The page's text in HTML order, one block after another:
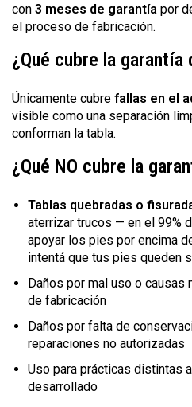
con 3 meses de garantía por
el proceso de fabricación.
¿Qué cubre la garantía
Únicamente cubre fallas en el
visible como una separación
conforman la tabla.
¿Qué NO cubre la
Tablas quebradas o
aterrizar trucos — en el 99%
apoyar los pies por encima
intentá que tus pies queden
Daños por mal uso o
de fabricación
Daños por falta de
reparaciones no autorizadas
Uso para prácticas distintas
desarrollado